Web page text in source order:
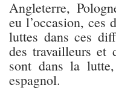
Angleterre,
eu l’occasion, ces
luttes dans ces
des travailleurs et
sont dans la
espagnol.